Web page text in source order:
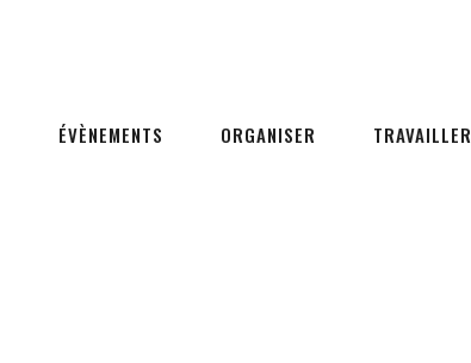
ÉVÈNEMENTS ORGANISER TRAVAILLER